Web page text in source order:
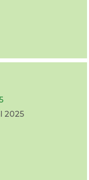
2025